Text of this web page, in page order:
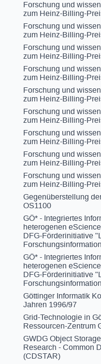
Forschung und
zum Heinz-Billing-
Forschung und
zum Heinz-Billing-
Forschung und
zum Heinz-Billing-
Forschung und
zum Heinz-Billing-
Forschung und
zum Heinz-Billing-
Forschung und
zum Heinz-Billing-
Forschung und
zum Heinz-Billing-
Forschung und
zum Heinz-Billing-
Forschung und
zum Heinz-Billing-
Gegenüberstellung
OS1100
GÖ* - Integriertes
heterogenen
DFG-Förderinitiative
GÖ* - Integriertes
heterogenen
DFG-Förderinitiative
Göttinger Informatik
Jahren 1996/97
Grid-Technologie in
Ressourcen-Zentrum
GWDG Object
Research - Common
(CDSTAR)